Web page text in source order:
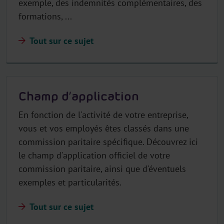
exemple, des indemnités complémentaires, des
formations, ...
Tout sur ce sujet
Champ d’application
En fonction de l'activité de votre entreprise,
vous et vos employés êtes classés dans une
commission paritaire spécifique. Découvrez ici
le champ d'application officiel de votre
commission paritaire, ainsi que d'éventuels
exemples et particularités.
Tout sur ce sujet